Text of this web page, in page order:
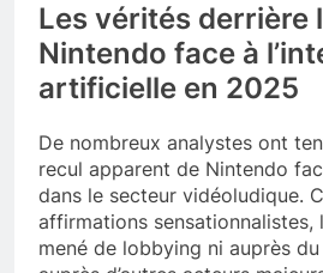
Les vérités derrière
Nintendo face à
artificielle en 2025
De nombreux analystes ont
recul apparent de Nintendo
dans le secteur vidéoludique.
affirmations sensationnalistes,
mené de lobbying ni auprès